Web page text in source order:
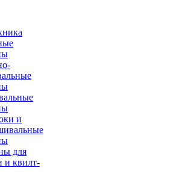
и
для
и квилт-